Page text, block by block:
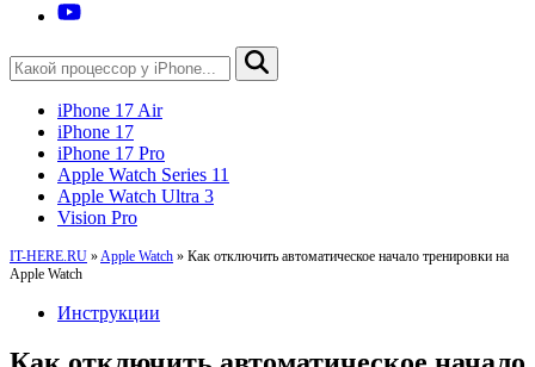
iPhone 17 Air
iPhone 17
iPhone 17 Pro
Apple Watch Series 11
Apple Watch Ultra 3
Vision Pro
IT-HERE.RU » Apple Watch » Как отключить автоматическое начало тренировки на
Apple Watch
Инструкции